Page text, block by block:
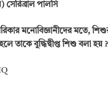
সেরিব্রাল পালসি
মনোবিজ্ঞানীদের মতে, শিশুর
তাকে বুদ্ধিদ্বীপ্ত শিশু বলা হয় ?